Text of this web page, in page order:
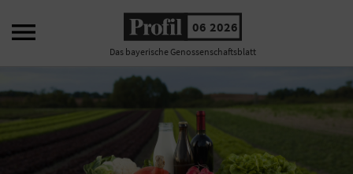
 06 2026
Das bayerische Genossenschaftsblatt